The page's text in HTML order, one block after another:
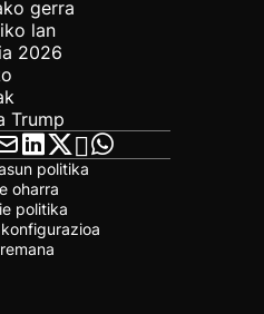
gerra
lan
2026
Trump
politika
oharra
politika